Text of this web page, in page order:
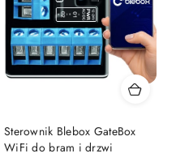
Sterownik Blebox GateBox
WiFi do bram i drzwi